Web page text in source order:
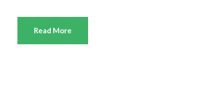
Read More